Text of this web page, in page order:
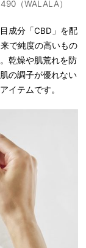
（WALALA）
成分「CBD」を配
で純度の高いもの
乾燥や肌荒れを防
の調子が優れない
イテムです。